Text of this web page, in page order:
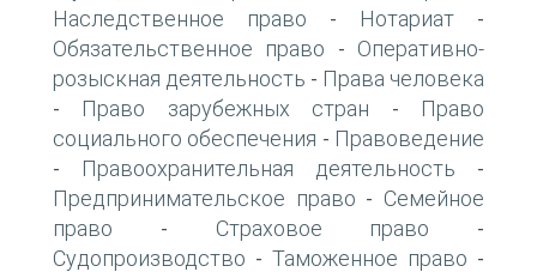
Наследственное право - Нотариат -
Обязательственное право - Оперативно-
розыскная деятельность - Права человека
- Право зарубежных стран -
Право
социального обеспечения - Правоведение
- Правоохранительная деятельность -
Предпринимательское право - Семейное
право - Страховое право -
Судопроизводство - Таможенное право -